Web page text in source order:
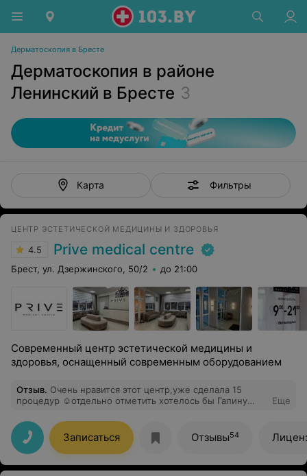
Дерматоскопия в Бресте
Дерматоскопия в районе
Ленинский в Бресте 3
Карта Фильтры
ЦЕНТР ЭСТЕТИЧЕСКОЙ МЕДИЦИНЫ И ЗДОРОВЬЯ
4.5 Prive medical centre
Брест, ул. Дзержинского, 50/2 до 21:00
Современный центр эстетической медицины и
здоровья, оснащенный современным оборудованием
Отзыв. Очень нравится этот центр,уже сделала 15
процедур ☺️отдельно отметить хотелось бы Галину
Еще
Записаться Отзывы54